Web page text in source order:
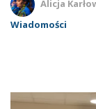
Alicja
Wiadomości